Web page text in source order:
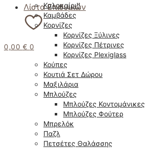
Λίστα Επιθυμιών
0,00 € 0
Καλοκαίρι!!
Καμβάδες
Κορνίζες
Κορνίζες Ξύλινες
Κορνίζες Πέτρινες
Κορνίζες Plexiglass
Κούπες
Κουτιά Σετ Δώρου
Μαξιλάρια
Μπλούζες
Μπλούζες Κοντομάνικες
Μπλούζες Φούτερ
Μπρελόκ
Παζλ
Πετσέτες Θαλάσσης